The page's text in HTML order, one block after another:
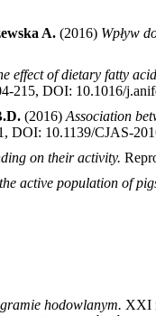
A. (2016) Wpływ
effect of dietary fatty
215, DOI: 10.1016/
(2016) Association
DOI: 10.1139/CJAS-
on their activity.
active population of
hodowlanym. XXI